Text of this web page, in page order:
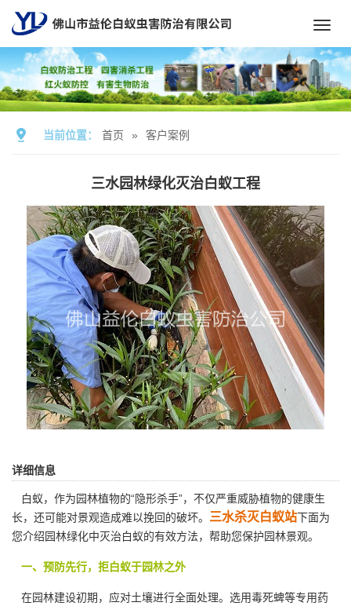
当前位置： 首页 » 客户案例
三水园林绿化灭治白蚁工程
详细信息
白蚁，作为园林植物的“隐形杀手”，不仅严重威胁植物的健康生
长，还可能对景观造成难以挽回的破坏。 三水杀灭白蚁站下面为
您介绍园林绿化中灭治白蚁的有效方法，帮助您保护园林景观。
一、预防先行，拒白蚁于园林之外
在园林建设初期，应对土壤进行全面处理。选用毒死蜱等专用药